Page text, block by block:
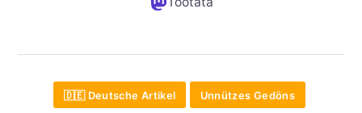
🇩🇪 Deutsche Artikel Unnützes Gedöns